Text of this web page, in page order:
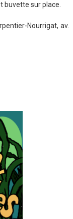
buvette sur place.
Nourrigat, av.